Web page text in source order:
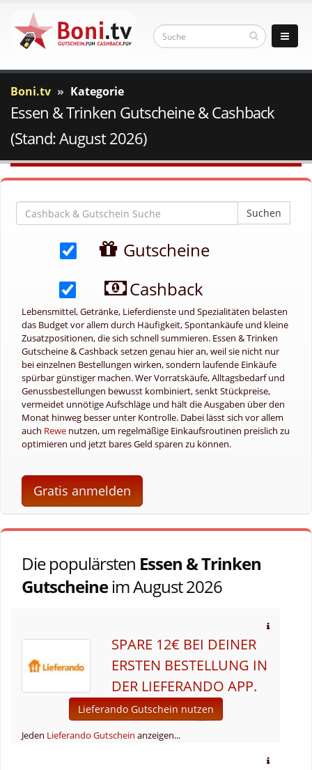
Boni.tv Kategorie
Essen & Trinken Gutscheine & Cashback
(Stand: August 2026)
Suchen
Gutscheine
Cashback
Lebensmittel, Getränke, Lieferdienste und Spezialitäten belasten
das Budget vor allem durch Häufigkeit, Spontankäufe und kleine
Zusatzpositionen, die sich schnell summieren. Essen & Trinken
Gutscheine & Cashback setzen genau hier an, weil sie nicht nur
bei einzelnen Bestellungen wirken, sondern laufende Einkäufe
spürbar günstiger machen. Wer Vorratskäufe, Alltagsbedarf und
Genussbestellungen bewusst kombiniert, senkt Stückpreise,
vermeidet unnötige Aufschläge und hält die Ausgaben über den
Monat hinweg besser unter Kontrolle. Dabei lässt sich vor allem
auch Rewe nutzen, um regelmäßige Einkaufsroutinen preislich zu
optimieren und jetzt bares Geld sparen zu können.
Gratis anmelden
Die populärsten Essen & Trinken
Gutscheineim August 2026
SPARE 12€ BEI DEINER
ERSTEN BESTELLUNG IN
DER LIEFERANDO APP.
Lieferando Gutschein nutzen
Jeden Lieferando Gutschein anzeigen...